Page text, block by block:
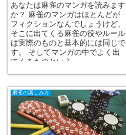
あなたは麻雀のマンガを読みます
か？ 麻雀のマンガはほとんどが
フィクションなんでしょうけど、
そこに出てくる麻雀の役やルール
は実際のものと基本的には同じで
す。 そしてマンガの中でよく出
てくるものといえ...
麻雀の楽しみ方